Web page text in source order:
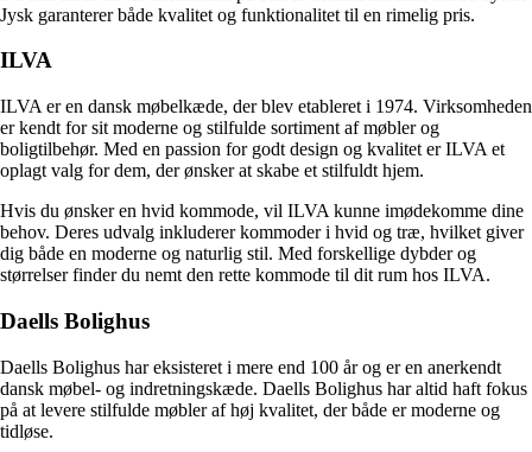
Jysk garanterer både kvalitet og funktionalitet til en rimelig pris.
ILVA
ILVA er en dansk møbelkæde, der blev etableret i 1974. Virksomheden
er kendt for sit moderne og stilfulde sortiment af møbler og
boligtilbehør. Med en passion for godt design og kvalitet er ILVA et
oplagt valg for dem, der ønsker at skabe et stilfuldt hjem.
Hvis du ønsker en hvid kommode, vil ILVA kunne imødekomme dine
behov. Deres udvalg inkluderer kommoder i hvid og træ, hvilket giver
dig både en moderne og naturlig stil. Med forskellige dybder og
størrelser finder du nemt den rette kommode til dit rum hos ILVA.
Daells Bolighus
Daells Bolighus har eksisteret i mere end 100 år og er en anerkendt
dansk møbel- og indretningskæde. Daells Bolighus har altid haft fokus
på at levere stilfulde møbler af høj kvalitet, der både er moderne og
tidløse.